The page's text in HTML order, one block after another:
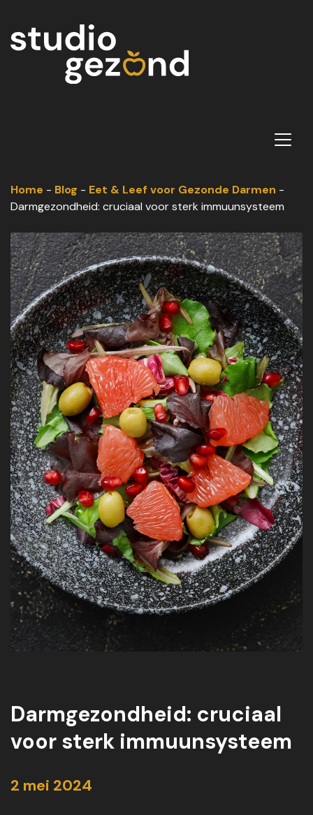
Home - Blog - Eet & Leef voor Gezonde Darmen -
Darmgezondheid: cruciaal voor sterk immuunsysteem
Darmgezondheid: cruciaal
voor sterk immuunsysteem
2 mei 2024